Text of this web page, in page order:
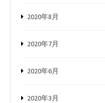
2020年8月
2020年7月
2020年6月
2020年3月